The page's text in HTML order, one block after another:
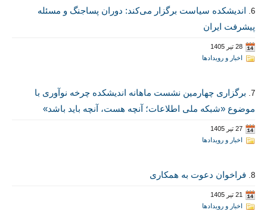
6.
اندیشکده سیاست برگزار می‌کند: دوران پساجنگ و مسئله
پیشرفت ایران
28 تیر 1405
اخبار و رویدادها
7.
برگزاری چهارمین نشست ماهانه اندیشکده چرخه نوآوری با
موضوع «شبکه ملی اطلاعات؛ آنچه هست، آنچه باید باشد»
27 تیر 1405
اخبار و رویدادها
8. فراخوان دعوت به همکاری
21 تیر 1405
اخبار و رویدادها